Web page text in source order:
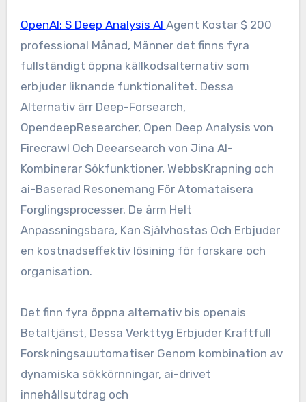
OpenAI: S Deep Analysis AI Agent Kostar $ 200
professional Månad, Männer det finns fyra
fullständigt öppna källkodsalternativ som
erbjuder liknande funktionalitet. Dessa
Alternativ ärr Deep-Forsearch,
OpendeepResearcher, Open Deep Analysis von
Firecrawl Och Deearsearch von Jina AI-
Kombinerar Sökfunktioner, WebbsKrapning och
ai-Baserad Resonemang För Atomataisera
Forglingsprocesser. De ärm Helt
Anpassningsbara, Kan Självhostas Och Erbjuder
en kostnadseffektiv lösining för forskare och
organisation.
Det finn fyra öppna alternativ bis openais
Betaltjänst, Dessa Verkttyg Erbjuder Kraftfull
Forskningsauutomatiser Genom kombination av
dynamiska sökkörnningar, ai-drivet
innehållsutdrag och